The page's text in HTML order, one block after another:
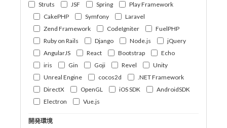
Struts
JSF Spring
Play Framework
CakePHP
Symfony
Laravel
Zend Framework
CodeIgniter
FuelPHP
Ruby on Rails
Django Node.js
jQuery
AngularJS
React Bootstrap
Echo
iris
Gin Goji Revel
Unity
Unreal Engine
cocos2d
.NET Framework
DirectX
OpenGL iOS SDK
AndroidSDK
Electron
Vue.js
開発環境